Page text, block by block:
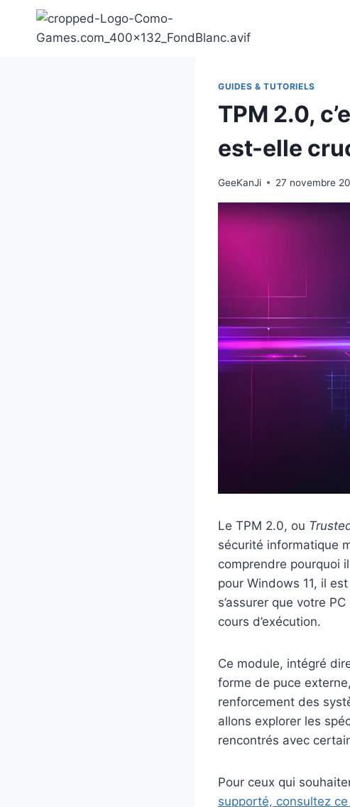
contenu
GUIDES & TUTORIELS
TPM 2.0,
est-elle
GeeKanJi 27 novembre
Le TPM 2.0, ou
sécurité informatique
comprendre pourquoi
pour Windows 11, il
s’assurer que votre
cours d’exécution.
Ce module, intégré
forme de puce
renforcement des
allons explorer les
rencontrés avec
Pour ceux qui
supporté, consultez